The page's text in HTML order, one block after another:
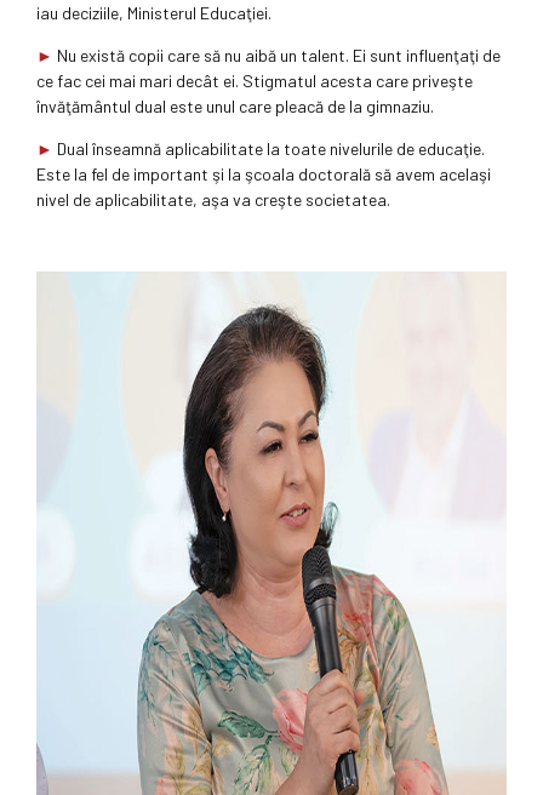
iau deciziile, Ministerul Educaţiei.
► Nu există copii care să nu aibă un talent. Ei sunt influenţaţi de
ce fac cei mai mari decât ei. Stigmatul acesta care priveşte
învăţământul dual este unul care pleacă de la gimnaziu.
► Dual înseamnă aplicabilitate la toate nivelurile de educaţie.
Este la fel de important şi la şcoala doctorală să avem acelaşi
nivel de aplicabilitate, aşa va creşte societatea.